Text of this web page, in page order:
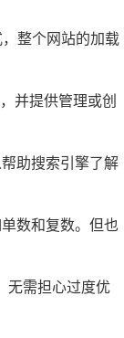
整个网站的加载
并提供管理或创
助搜索引擎了解
数和复数。但也
无需担心过度优